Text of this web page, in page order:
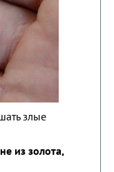
злые
из золота,